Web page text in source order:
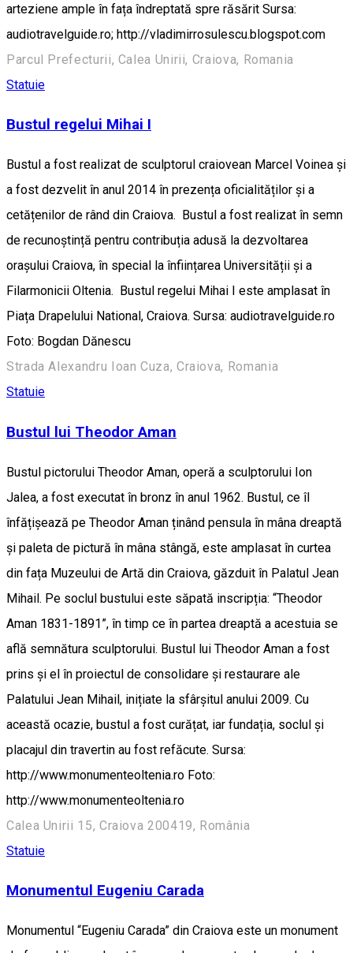
arteziene ample în fața îndreptată spre răsărit Sursa:
audiotravelguide.ro; http://vladimirrosulescu.blogspot.com
Parcul Prefecturii, Calea Unirii, Craiova, Romania
Statuie
Bustul regelui Mihai I
Bustul a fost realizat de sculptorul craiovean Marcel Voinea și
a fost dezvelit în anul 2014 în prezența oficialităților și a
cetățenilor de rând din Craiova. Bustul a fost realizat în semn
de recunoștință pentru contribuția adusă la dezvoltarea
orașului Craiova, în special la înființarea Universității și a
Filarmonicii Oltenia. Bustul regelui Mihai I este amplasat în
Piața Drapelului National, Craiova. Sursa: audiotravelguide.ro
Foto: Bogdan Dănescu
Strada Alexandru Ioan Cuza, Craiova, Romania
Statuie
Bustul lui Theodor Aman
Bustul pictorului Theodor Aman, operă a sculptorului Ion
Jalea, a fost executat în bronz în anul 1962. Bustul, ce îl
înfățișează pe Theodor Aman ținând pensula în mâna dreaptă
și paleta de pictură în mâna stângă, este amplasat în curtea
din fața Muzeului de Artă din Craiova, găzduit în Palatul Jean
Mihail. Pe soclul bustului este săpată inscripția: “Theodor
Aman 1831-1891”, în timp ce în partea dreaptă a acestuia se
află semnătura sculptorului. Bustul lui Theodor Aman a fost
prins și el în proiectul de consolidare și restaurare ale
Palatului Jean Mihail, inițiate la sfârșitul anului 2009. Cu
această ocazie, bustul a fost curățat, iar fundația, soclul și
placajul din travertin au fost refăcute. Sursa:
http://www.monumenteoltenia.ro Foto:
http://www.monumenteoltenia.ro
Calea Unirii 15, Craiova 200419, România
Statuie
Monumentul Eugeniu Carada
Monumentul “Eugeniu Carada” din Craiova este un monument